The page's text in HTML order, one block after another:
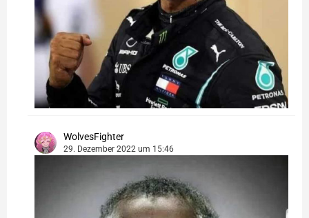
WolvesFighter
29. Dezember 2022 um 15:46